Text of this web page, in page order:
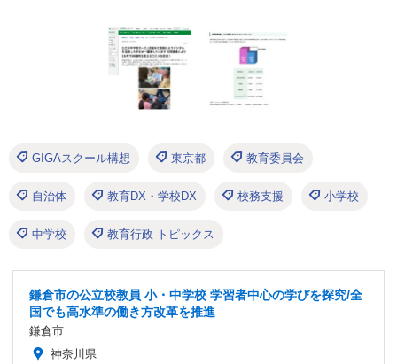
GIGAスクール構想 東京都 教育委員会
自治体 教育DX・学校DX 校務支援 小学校
中学校 教育行政 トピックス
鎌倉市の公立校教員 小・中学校 学習者中心の学びを探究/全
国でも高水準の働き方改革を推進
鎌倉市
神奈川県